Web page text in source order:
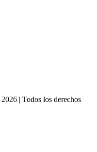
2026 |Todos los derechos